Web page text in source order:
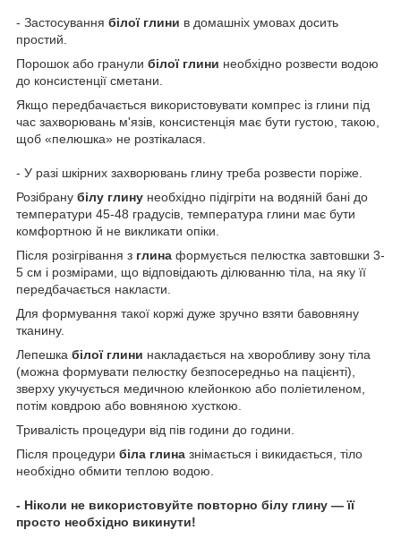
- Застосування білої глини в домашніх умовах досить
простий.
Порошок або гранули білої глини необхідно розвести водою
до консистенції сметани.
Якщо передбачається використовувати компрес із глини під
час захворювань м'язів, консистенція має бути густою, такою,
щоб «пелюшка» не розтікалася.
- У разі шкірних захворювань глину треба розвести поріже.
Розібрану білу глину необхідно підігріти на водяній бані до
температури 45-48 градусів, температура глини має бути
комфортною й не викликати опіки.
Після розігрівання з глина формується пелюстка завтовшки 3-
5 см і розмірами, що відповідають ділюванню тіла, на яку її
передбачається накласти.
Для формування такої коржі дуже зручно взяти бавовняну
тканину.
Лепешка білої глини накладається на хворобливу зону тіла
(можна формувати пелюстку безпосередньо на пацієнті),
зверху укучується медичною клейонкою або поліетиленом,
потім ковдрою або вовняною хусткою.
Тривалість процедури від пів години до години.
Після процедури біла глина знімається і викидається, тіло
необхідно обмити теплою водою.
- Ніколи не використовуйте повторно білу глину — її
просто необхідно викинути!